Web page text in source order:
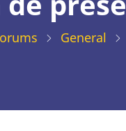
General